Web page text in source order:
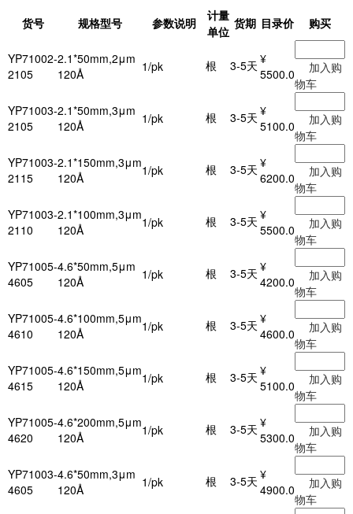
货号 规格型号 参数说明
计量
单位
货期 目录价 购买
YP71002-
2105
2.1*50mm,2μm
120Å
1/pk 根 3-5天 ¥
5500.0
加入购
物车
YP71003-
2105
2.1*50mm,3μm
120Å
1/pk 根 3-5天 ¥
5100.0
加入购
物车
YP71003-
2115
2.1*150mm,3μm
120Å
1/pk 根 3-5天 ¥
6200.0
加入购
物车
YP71003-
2110
2.1*100mm,3μm
120Å
1/pk 根 3-5天 ¥
5500.0
加入购
物车
YP71005-
4605
4.6*50mm,5μm
120Å
1/pk 根 3-5天 ¥
4200.0
加入购
物车
YP71005-
4610
4.6*100mm,5μm
120Å
1/pk 根 3-5天 ¥
4600.0
加入购
物车
YP71005-
4615
4.6*150mm,5μm
120Å
1/pk 根 3-5天 ¥
5100.0
加入购
物车
YP71005-
4620
4.6*200mm,5μm
120Å
1/pk 根 3-5天 ¥
5300.0
加入购
物车
YP71003-
4605
4.6*50mm,3μm
120Å
1/pk 根 3-5天 ¥
4900.0
加入购
物车